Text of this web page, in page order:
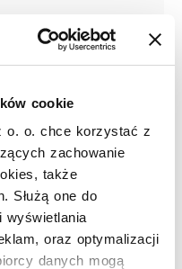
cookie
o. o. chce korzystać z
zachowanie
także
Służą one do
wyświetlania
oraz optymalizacji
danych mogą